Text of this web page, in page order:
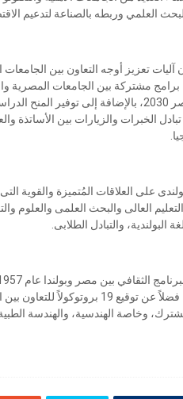
العلمي وربطه بالصناعة لتدعيم
آليات تعزيز أوجه التعاون بين
مشتركة بين الجامعات المصرية
المستدامة للدولة رؤية مصر 2030،
الخبرات والزيارات بين الأساتذة
على العلاقات المُتميزة والقوية
العالى والبحث العلمى والعلوم
والتبادل الطلابى.
وخاصة الهندسية، والهندسة